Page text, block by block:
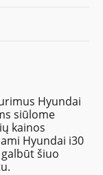
Hyundai
siūlome
kainos
Hyundai i30
šiuo